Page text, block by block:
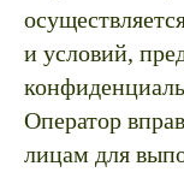
и условий,
Оператор
лицам для